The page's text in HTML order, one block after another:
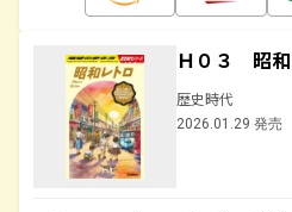
Ｈ０３ 昭和
歴史時代
2026.01.29 発売